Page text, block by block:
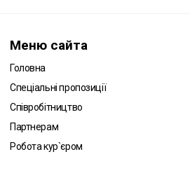
Меню сайта
Головна
Спеціальні пропозиції
Співробітництво
Партнерам
Робота кур`єром